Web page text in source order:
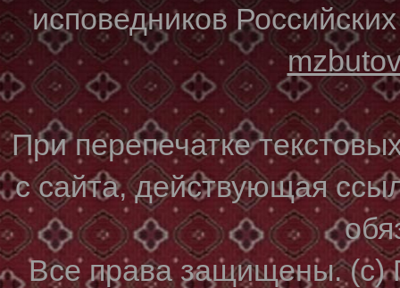
исповедников
При перепечатке
с сайта, действующая
Все права защищены. (с)